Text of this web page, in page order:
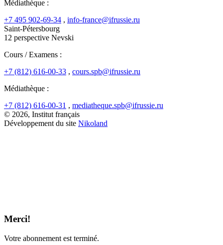
Médiathèque :
+7 495 902-69-34 , info-france@ifrussie.ru
Saint-Pétersbourg
12 perspective Nevski
Cours / Examens :
+7 (812) 616-00-33 , cours.spb@ifrussie.ru
Médiathèque :
+7 (812) 616-00-31 , mediatheque.spb@ifrussie.ru
© 2026, Institut français
Développement du site Nikoland
Merci!
Votre abonnement est terminé.